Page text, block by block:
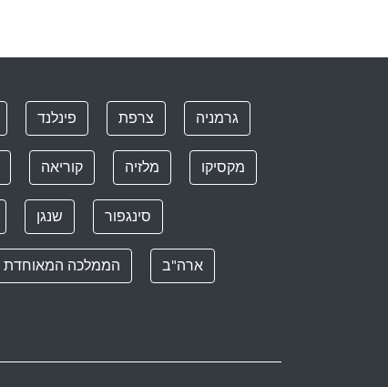
פינלנד צרפת גרמניה
קוריאה מלזיה מקסיקו
שנגן סינגפור
הממלכה המאוחדת ארה"ב